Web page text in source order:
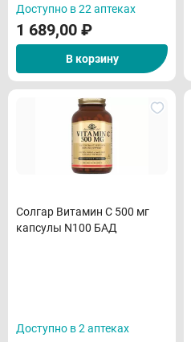
Доступно в 22 аптеках
1 689,00 ₽
В корзину
Солгар Витамин С 500 мг
капсулы N100 БАД
Доступно в 2 аптеках